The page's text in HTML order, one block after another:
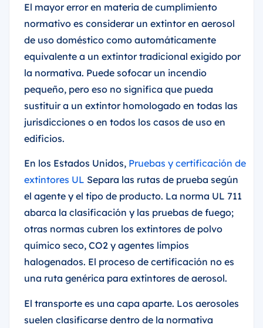
El mayor error en materia de cumplimiento
normativo es considerar un extintor en aerosol
de uso doméstico como automáticamente
equivalente a un extintor tradicional exigido por
la normativa. Puede sofocar un incendio
pequeño, pero eso no significa que pueda
sustituir a un extintor homologado en todas las
jurisdicciones o en todos los casos de uso en
edificios.
En los Estados Unidos, Pruebas y certificación de
extintores UL Separa las rutas de prueba según
el agente y el tipo de producto. La norma UL 711
abarca la clasificación y las pruebas de fuego;
otras normas cubren los extintores de polvo
químico seco, CO2 y agentes limpios
halogenados. El proceso de certificación no es
una ruta genérica para extintores de aerosol.
El transporte es una capa aparte. Los aerosoles
suelen clasificarse dentro de la normativa